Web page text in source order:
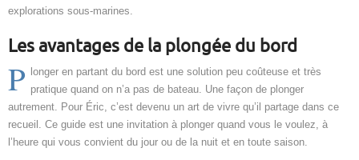
explorations sous-marines.
Les avantages de la plongée du bord
P longer en partant du bord est une solution peu coûteuse et très
pratique quand on n’a pas de bateau. Une façon de plonger
autrement. Pour Éric, c’est devenu un art de vivre qu’il partage dans ce
recueil. Ce guide est une invitation à plonger quand vous le voulez, à
l’heure qui vous convient du jour ou de la nuit et en toute saison.